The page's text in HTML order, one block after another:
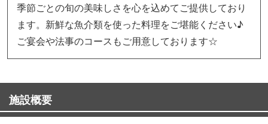
季節ごとの旬の美味しさを心を込めてご提供しており
ます。新鮮な魚介類を使った料理をご堪能ください♪
ご宴会や法事のコースもご用意しております☆
施設概要